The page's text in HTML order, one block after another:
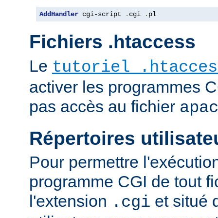
AddHandler cgi-script . cgi . pl
Fichiers .htaccess
Le tutoriel
activer les programmes
pas accès au fichier
Répertoires
Pour permettre
programme CGI de tout
l'extension .cgi et situé